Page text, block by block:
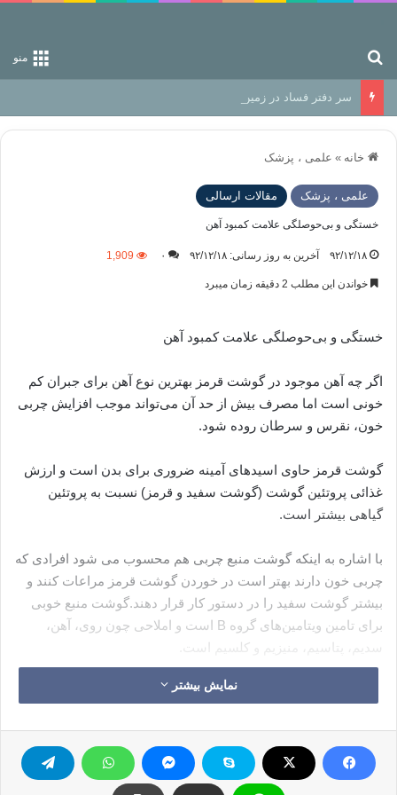
منو
سر دفتر فساد در زمین‌، دوری وکناره‌گیری از راه خداست‌!
خانه » علمی ، پزشک
علمی ، پزشک مقالات ارسالی
خستگی و بی‌حوصلگی علامت کمبود آهن
۹۲/۱۲/۱۸ آخرین به روز رسانی: ۹۲/۱۲/۱۸ ۰ 1,909
خواندن این مطلب 2 دقیقه زمان میبرد
خستگی و بی‌حوصلگی علامت کمبود آهن
اگر چه آهن موجود در گوشت قرمز بهترین نوع آهن برای جبران کم
خونی است اما مصرف بیش از حد آن می‌تواند موجب افزایش چربی
خون، نقرس و سرطان روده شود.
گوشت قرمز حاوی اسیدهای آمینه ضروری برای بدن است و ارزش
غذائی پروتئین گوشت (گوشت سفید و قرمز) نسبت به پروتئین
گیاهی بیشتر است.
با اشاره به اینکه گوشت منبع چربی هم محسوب می شود افرادی که
چربی خون دارند بهتر است در خوردن گوشت قرمز مراعات کنند و
بیشتر گوشت سفید را در دستور کار قرار دهند.گوشت منبع خوبی
برای تامین ویتامین‌های گروه B است و املاحی چون روی، آهن،
سدیم، پتاسیم، منیزیم و کلسیم است.
آهن غلات جای آهن گوشت را نمی‌گیرد
آیا می توان آهن موجود در برخی غلات را جایگزین گوشت کرد
آهن موجود در گوشت قرمز چه به لحاظ جذب در بدن و چه میزان
نمایش بیشتر